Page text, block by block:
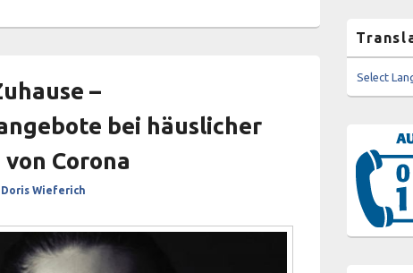
–
bei häuslicher
Corona
Doris Wieferich
Select